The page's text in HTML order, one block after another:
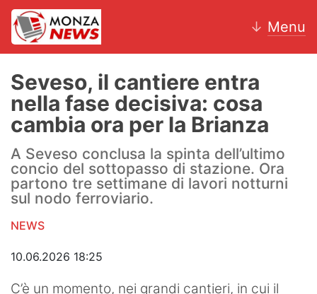
↓ Menu
News
AC Monza
Calcio
Seveso, il cantiere entra
nella fase decisiva: cosa
cambia ora per la Brianza
A Seveso conclusa la spinta dell’ultimo
concio del sottopasso di stazione. Ora
partono tre settimane di lavori notturni
sul nodo ferroviario.
NEWS
10.06.2026 18:25
C’è un momento, nei grandi cantieri, in cui il